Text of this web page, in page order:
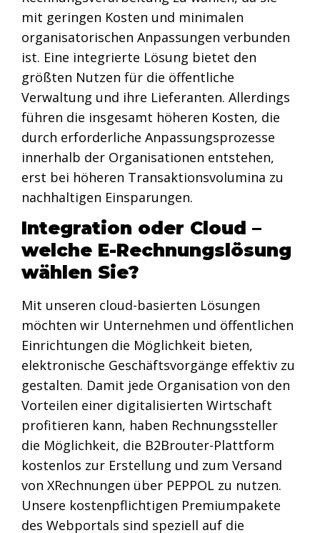
mit geringen Kosten und minimalen
organisatorischen Anpassungen verbunden
ist. Eine integrierte Lösung bietet den
größten Nutzen für die öffentliche
Verwaltung und ihre Lieferanten. Allerdings
führen die insgesamt höheren Kosten, die
durch erforderliche Anpassungsprozesse
innerhalb der Organisationen entstehen,
erst bei höheren Transaktionsvolumina zu
nachhaltigen Einsparungen.
Integration oder Cloud –
welche E-Rechnungslösung
wählen Sie?
Mit unseren cloud-basierten Lösungen
möchten wir Unternehmen und öffentlichen
Einrichtungen die Möglichkeit bieten,
elektronische Geschäftsvorgänge effektiv zu
gestalten. Damit jede Organisation von den
Vorteilen einer digitalisierten Wirtschaft
profitieren kann, haben Rechnungssteller
die Möglichkeit, die B2Brouter-Plattform
kostenlos zur Erstellung und zum Versand
von XRechnungen über PEPPOL zu nutzen.
Unsere kostenpflichtigen Premiumpakete
des Webportals sind speziell auf die